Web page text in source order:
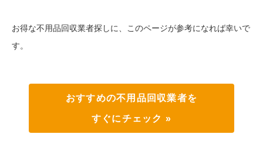
お得な不用品回収業者探しに、このページが参考になれば幸いで
す。
おすすめの不用品回収業者を
すぐにチェック »